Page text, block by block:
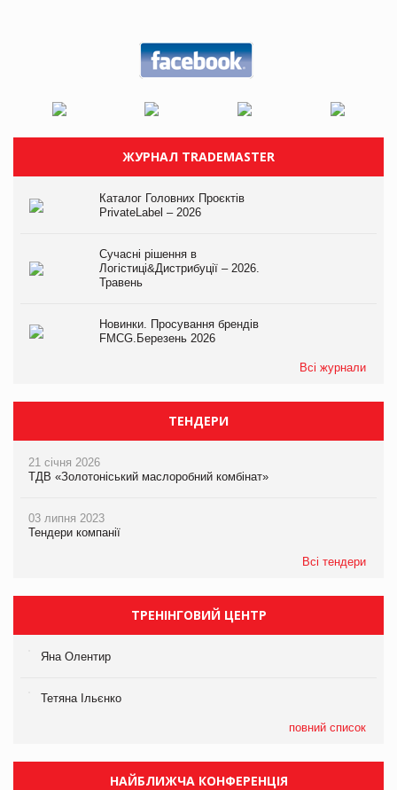
ЖУРНАЛ TRADEMASTER
Каталог Головних Проєктів
PrivateLabel – 2026
Сучасні рішення в
Логістиці&Дистрибуції – 2026.
Травень
Новинки. Просування брендів
FMCG.Березень 2026
Всі журнали
ТЕНДЕРИ
21 січня 2026
ТДВ «Золотоніський маслоробний комбінат»
03 липня 2023
Тендери компанії
Всі тендери
ТРЕНІНГОВИЙ ЦЕНТР
Яна Олентир
Тетяна Ільєнко
повний список
НАЙБЛИЖЧА КОНФЕРЕНЦІЯ